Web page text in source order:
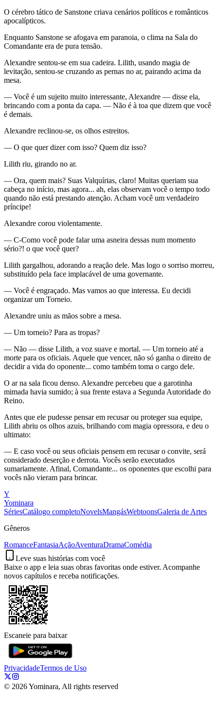
O cérebro tático de Sanstone criava cenários políticos e românticos
apocalípticos.
Enquanto Sanstone se afogava em paranoia, o clima na Sala do
Comandante era de pura tensão.
Alexandre sentou-se em sua cadeira. Lilith, usando magia de
levitação, sentou-se cruzando as pernas no ar, pairando acima da
mesa.
— Você é um sujeito muito interessante, Alexandre — disse ela,
brincando com a ponta da capa. — Não é à toa que dizem que você
é demais.
Alexandre reclinou-se, os olhos estreitos.
— O que quer dizer com isso? Quem diz isso?
Lilith riu, girando no ar.
— Ora, quem mais? Suas Valquírias, claro! Muitas queriam sua
cabeça no início, mas agora... ah, elas observam você o tempo todo
quando não está prestando atenção. Acham você um verdadeiro
príncipe!
Alexandre corou violentamente.
— C-Como você pode falar uma asneira dessas num momento
sério?! o que você quer?
Lilith gargalhou, adorando a reação dele. Mas logo o sorriso morreu,
substituído pela face implacável de uma governante.
— Você é engraçado. Mas vamos ao que interessa. Eu decidi
organizar um Torneio.
Alexandre uniu as mãos sobre a mesa.
— Um torneio? Para as tropas?
— Não — disse Lilith, a voz suave e mortal. — Um torneio até a
morte para os oficiais. Aquele que vencer, não só ganha o direito de
decidir a vida do oponente... como também toma o cargo dele.
O ar na sala ficou denso. Alexandre percebeu que a garotinha
mimada havia sumido; à sua frente estava a Segunda Autoridade do
Reino.
Antes que ele pudesse pensar em recusar ou proteger sua equipe,
Lilith abriu os olhos azuis, brilhando com magia opressora, e deu o
ultimato:
— E caso você ou seus oficiais pensem em recusar o convite, será
considerado deserção e derrota. Vocês serão executados
sumariamente. Afinal, Comandante... os oponentes que escolhi para
vocês não vieram para brincar.
Y
Yominara
SériesCatálogo completoNovelsMangásWebtoonsGaleria de Artes
Gêneros
RomanceFantasiaAçãoAventuraDramaComédia
Leve suas histórias com você
Baixe o app e leia suas obras favoritas onde estiver. Acompanhe
novos capítulos e receba notificações.
Escaneie para baixar
PrivacidadeTermos de Uso
© 2026Yominara, All rights reserved